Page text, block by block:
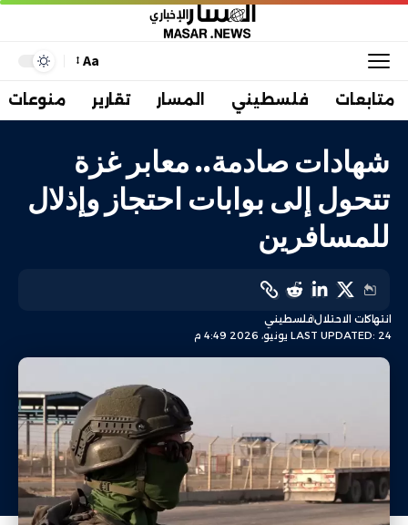
Aa
متابعات فلسطيني المسار تقارير منوعات
شهادات صادمة.. معابر غزة
تتحول إلى بوابات احتجاز وإذلال
للمسافرين
LAST UPDATED: 24 يونيو، 2026 4:49 م
انتهاكات الاحتلالفلسطيني